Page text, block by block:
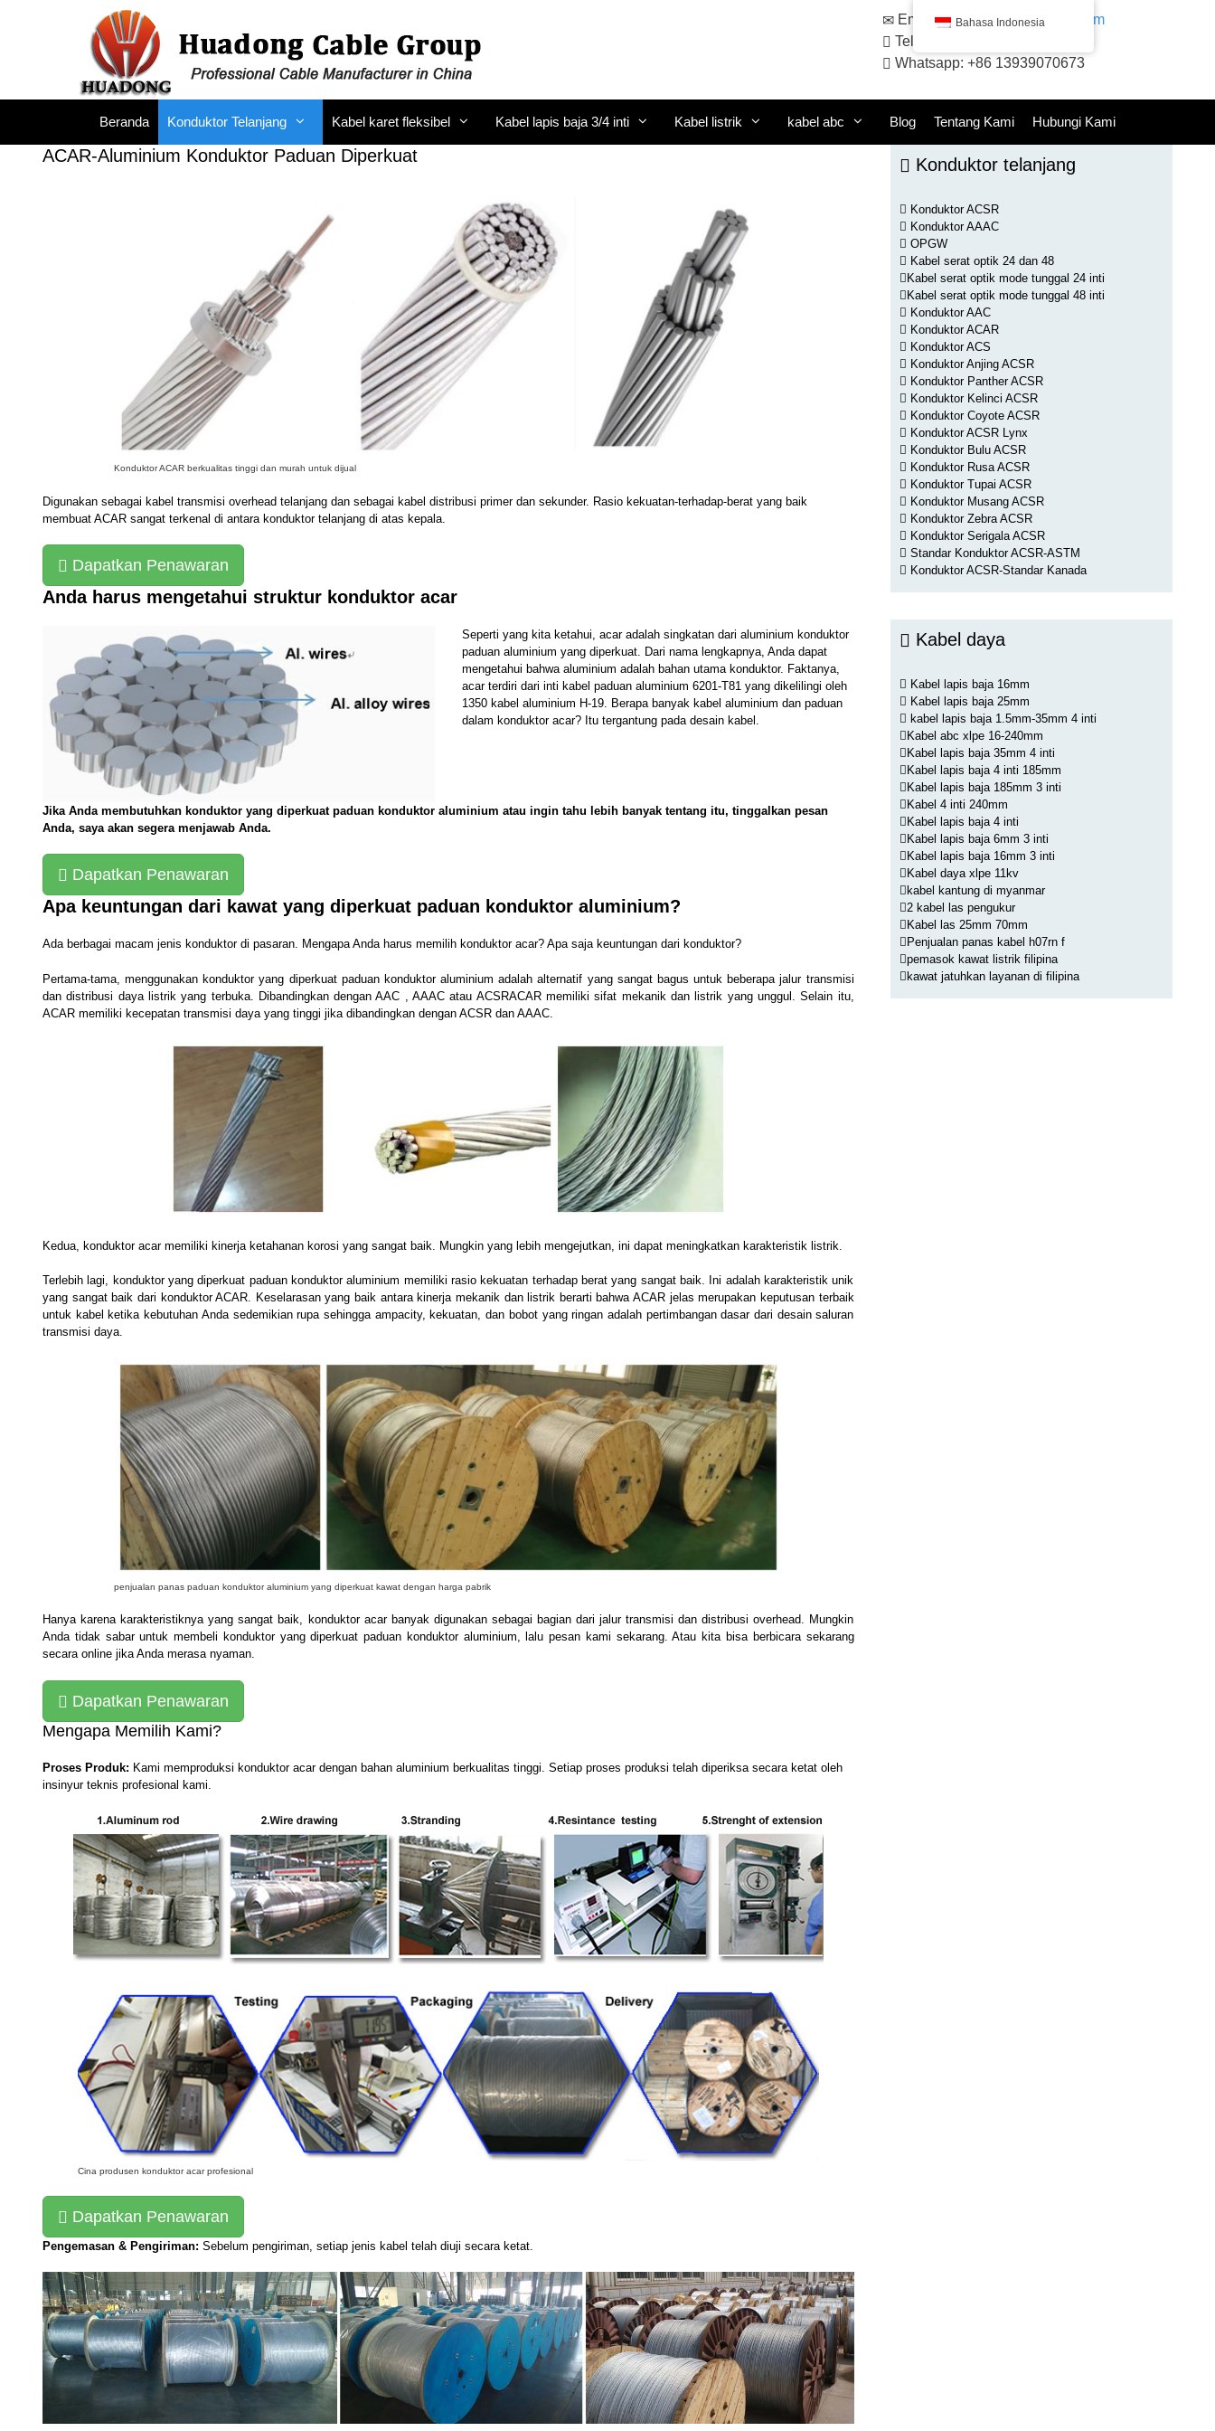
Email:sales@huadongacsr.com
Telepon: +86 371-86230866
Whatsapp: +86 13939070673
Beranda Konduktor Telanjang Kabel karet fleksibel Kabel lapis baja 3/4 inti Kabel listrik kabel abc Blog Tentang Kami Hubungi Kami
ACAR-Aluminium Konduktor Paduan Diperkuat
Konduktor ACAR berkualitas tinggi dan murah untuk dijual
Digunakan sebagai kabel transmisi overhead telanjang dan sebagai kabel distribusi primer dan sekunder. Rasio kekuatan-terhadap-berat yang baik
membuat ACAR sangat terkenal di antara konduktor telanjang di atas kepala.
Dapatkan Penawaran
Anda harus mengetahui struktur konduktor acar
Seperti yang kita ketahui, acar adalah singkatan dari aluminium konduktor
paduan aluminium yang diperkuat. Dari nama lengkapnya, Anda dapat
mengetahui bahwa aluminium adalah bahan utama konduktor. Faktanya,
acar terdiri dari inti kabel paduan aluminium 6201-T81 yang dikelilingi oleh
1350 kabel aluminium H-19. Berapa banyak kabel aluminium dan paduan
dalam konduktor acar? Itu tergantung pada desain kabel.
Jika Anda membutuhkan konduktor yang diperkuat paduan konduktor aluminium atau ingin tahu lebih banyak tentang itu, tinggalkan pesan
Anda, saya akan segera menjawab Anda.
Dapatkan Penawaran
Apa keuntungan dari kawat yang diperkuat paduan konduktor aluminium?
Ada berbagai macam jenis konduktor di pasaran. Mengapa Anda harus memilih konduktor acar? Apa saja keuntungan dari konduktor?
Pertama-tama, menggunakan konduktor yang diperkuat paduan konduktor aluminium adalah alternatif yang sangat bagus untuk beberapa jalur transmisi
dan distribusi daya listrik yang terbuka. Dibandingkan denganAAC ,AAAC atau ACSRACAR memiliki sifat mekanik dan listrik yang unggul. Selain itu,
ACAR memiliki kecepatan transmisi daya yang tinggi jika dibandingkan dengan ACSR dan AAAC.
Kedua, konduktor acar memiliki kinerja ketahanan korosi yang sangat baik. Mungkin yang lebih mengejutkan, ini dapat meningkatkan karakteristik listrik.
Terlebih lagi, konduktor yang diperkuat paduan konduktor aluminium memiliki rasio kekuatan terhadap berat yang sangat baik. Ini adalah karakteristik unik
yang sangat baik dari konduktor ACAR. Keselarasan yang baik antara kinerja mekanik dan listrik berarti bahwa ACAR jelas merupakan keputusan terbaik
untuk kabel ketika kebutuhan Anda sedemikian rupa sehingga ampacity, kekuatan, dan bobot yang ringan adalah pertimbangan dasar dari desain saluran
transmisi daya.
penjualan panas paduan konduktor aluminium yang diperkuat kawat dengan harga pabrik
Hanya karena karakteristiknya yang sangat baik, konduktor acar banyak digunakan sebagai bagian dari jalur transmisi dan distribusi overhead. Mungkin
Anda tidak sabar untuk membeli konduktor yang diperkuat paduan konduktor aluminium, lalu pesan kami sekarang. Atau kita bisa berbicara sekarang
secara online jika Anda merasa nyaman.
Dapatkan Penawaran
Mengapa Memilih Kami?
Proses Produk: Kami memproduksi konduktor acar dengan bahan aluminium berkualitas tinggi. Setiap proses produksi telah diperiksa secara ketat oleh
insinyur teknis profesional kami.
Cina produsen konduktor acar profesional
Dapatkan Penawaran
Pengemasan & Pengiriman: Sebelum pengiriman, setiap jenis kabel telah diuji secara ketat.
Konduktor telanjang
Konduktor ACSR
Konduktor AAAC
OPGW
Kabel serat optik 24 dan 48
Kabel serat optik mode tunggal 24 inti
Kabel serat optik mode tunggal 48 inti
Konduktor AAC
Konduktor ACAR
Konduktor ACS
Konduktor Anjing ACSR
Konduktor Panther ACSR
Konduktor Kelinci ACSR
Konduktor Coyote ACSR
Konduktor ACSR Lynx
Konduktor Bulu ACSR
Konduktor Rusa ACSR
Konduktor Tupai ACSR
Konduktor Musang ACSR
Konduktor Zebra ACSR
Konduktor Serigala ACSR
Standar Konduktor ACSR-ASTM
Konduktor ACSR-Standar Kanada
Kabel daya
Kabel lapis baja 16mm
Kabel lapis baja 25mm
kabel lapis baja 1.5mm-35mm 4 inti
Kabel abc xlpe 16-240mm
Kabel lapis baja 35mm 4 inti
Kabel lapis baja 4 inti 185mm
Kabel lapis baja 185mm 3 inti
Kabel 4 inti 240mm
Kabel lapis baja 4 inti
Kabel lapis baja 6mm 3 inti
Kabel lapis baja 16mm 3 inti
Kabel daya xlpe 11kv
kabel kantung di myanmar
2 kabel las pengukur
Kabel las 25mm 70mm
Penjualan panas kabel h07rn f
pemasok kawat listrik filipina
kawat jatuhkan layanan di filipina
Bahasa Indonesia